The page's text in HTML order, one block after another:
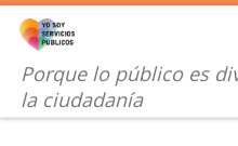
Saltar al contenido
Porque lo público es
la ciudadanía